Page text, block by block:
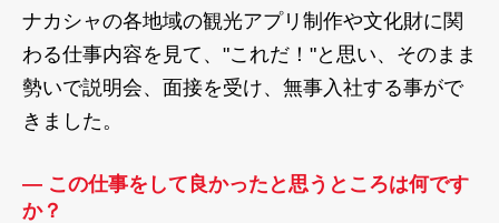
ナカシャの各地域の観光アプリ制作や文化財に関
わる仕事内容を見て、"これだ！"と思い、そのまま
勢いで説明会、面接を受け、無事入社する事がで
きました。
― この仕事をして良かったと思うところは何です
か？